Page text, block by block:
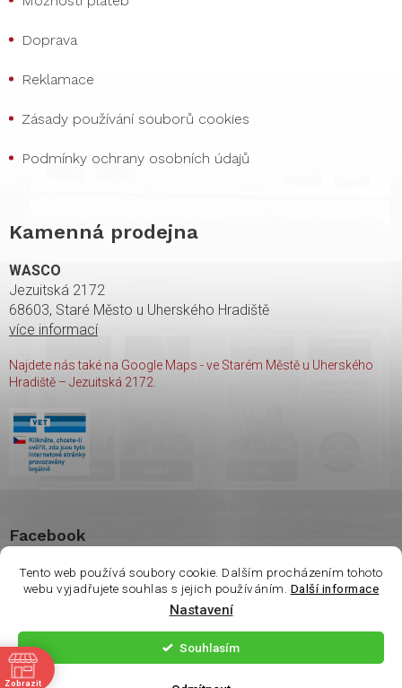
Tento web používá soubory cookie. Dalším procházením tohoto
webu vyjadřujete souhlas s jejich používáním. Další informace
Nastavení
Souhlasím
Vážení zákazníci. Ve
čtvrtek 6.8 je na
prodejně otevřeno
pouze do 14:00. Děkuji
Doprava
Reklamace
Zásady používání souborů cookies
Podmínky ochrany osobních údajů
Kamenná prodejna
WASCO
Jezuitská 2172
68603, Staré Město u Uherského Hradiště
více informací
Najdete nás také na Google Maps - ve Starém Městě u Uherského
Hradiště – Jezuitská 2172.
Facebook
Vytvořil Shoptet | Nakódoval
Copyright 2026 shop Wasco. Všechna práva vyhrazena.
Zobrazit